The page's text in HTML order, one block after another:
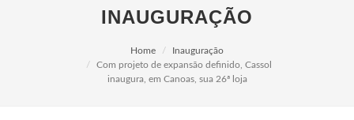
INAUGURAÇÃO
Home
Inauguração
Com projeto de expansão definido, Cassol
inaugura, em Canoas, sua 26ª loja